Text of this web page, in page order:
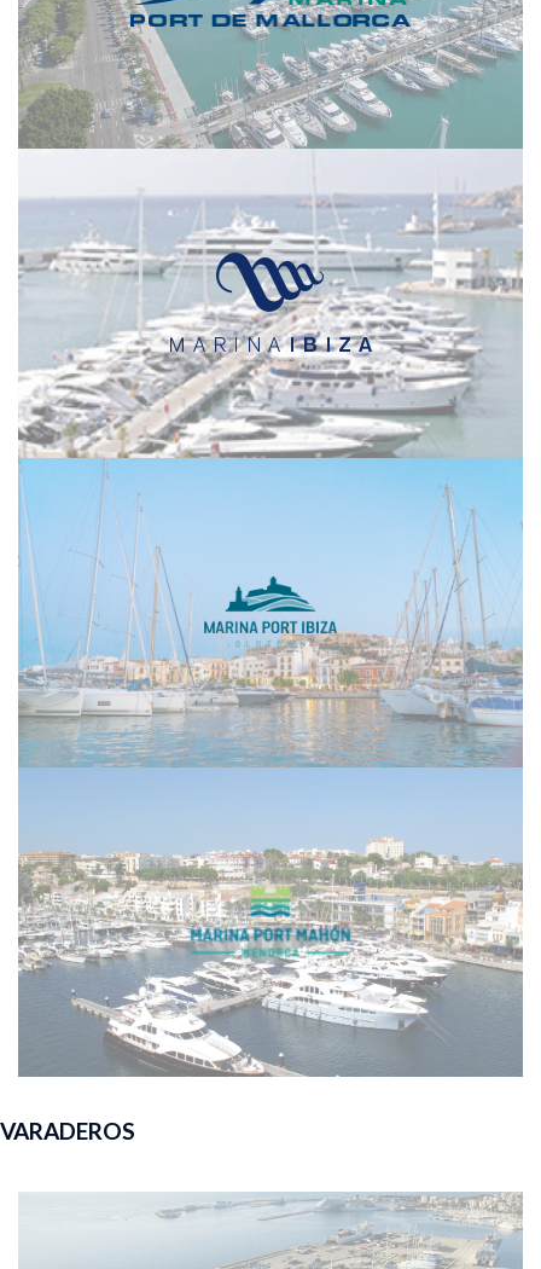
VARADEROS